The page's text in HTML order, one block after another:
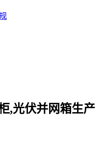
,光伏并网箱生产